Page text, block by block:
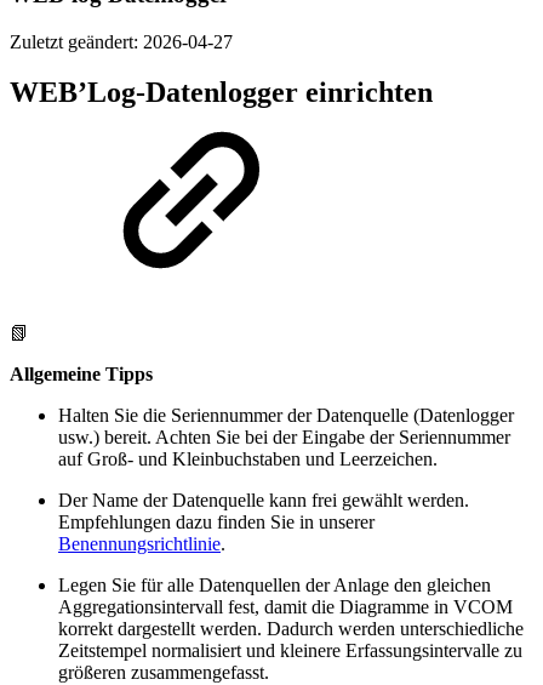
Zuletzt geändert: 2026-04-27
WEB’Log-Datenlogger einrichten
📗
Allgemeine Tipps
Halten Sie die Seriennummer der Datenquelle (Datenlogger
usw.) bereit. Achten Sie bei der Eingabe der Seriennummer
auf Groß- und Kleinbuchstaben und Leerzeichen.
Der Name der Datenquelle kann frei gewählt werden.
Empfehlungen dazu finden Sie in unserer
Benennungsrichtlinie.
Legen Sie für alle Datenquellen der Anlage den gleichen
Aggregationsintervall fest, damit die Diagramme in VCOM
korrekt dargestellt werden. Dadurch werden unterschiedliche
Zeitstempel normalisiert und kleinere Erfassungsintervalle zu
größeren zusammengefasst.